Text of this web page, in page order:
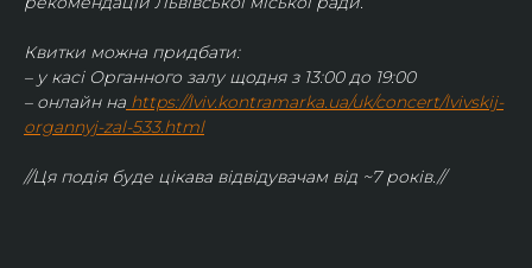
Квитки можна придбати:
– у касі Органного залу щодня з 13:00 до 19:00
– онлайн на https://lviv.kontramarka.ua/uk/concert/lvivskij-
organnyj-zal-533.html
//Ця подія буде цікава відвідувачам від ~7 років.//